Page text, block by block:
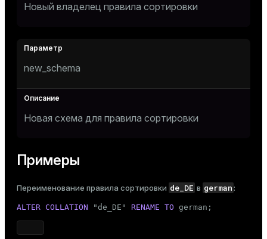
Новый владелец правила сортировки
new_schema
Новая схема для правила сортировки
Примеры
Переименование правила сортировки de_DE в german:
ALTER COLLATION "de_DE" RENAME TO german;